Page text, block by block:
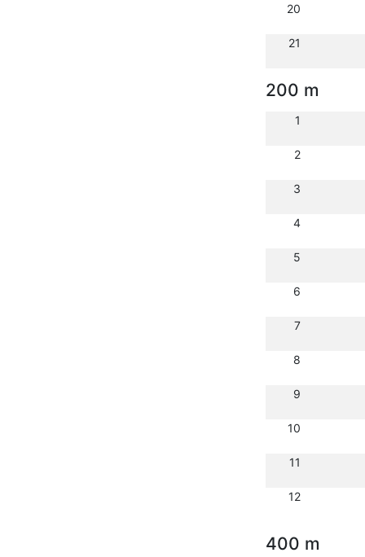
20
21
200 m
1
2
3
4
5
6
7
8
9
10
11
12
400 m